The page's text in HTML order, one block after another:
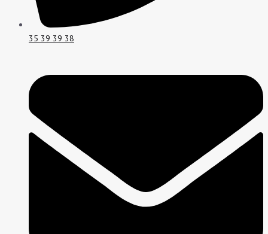
35 39 39 38